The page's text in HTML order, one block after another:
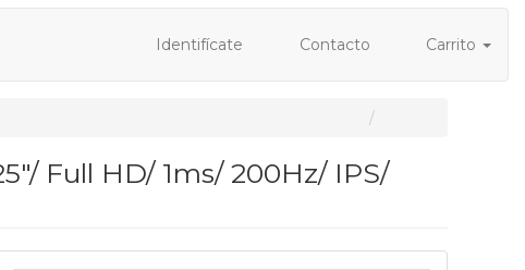
Identifícate Contacto Carrito
Full HD/ 1ms/ 200Hz/ IPS/